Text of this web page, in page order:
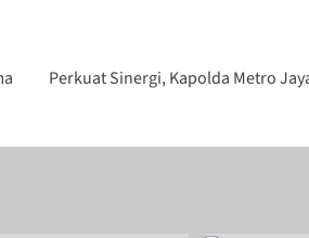
Perkuat Sinergi, Kapolda Metro